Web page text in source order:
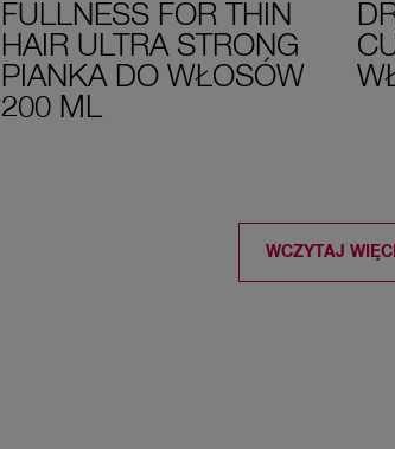
FULLNESS FOR THIN
HAIR ULTRA STRONG
PIANKA DO WŁOSÓW
200 ML
WCZYTAJ